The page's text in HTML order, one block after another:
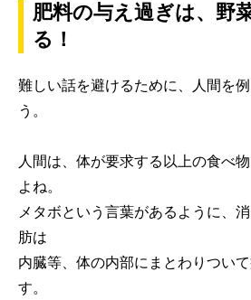
肥料の与え過ぎは、野
る！
難しい話を避けるために、人間を
う。
人間は、体が要求する以上の食べ
よね。
メタボという言葉があるように、
肪は
内臓等、体の内部にまとわりつい
す。